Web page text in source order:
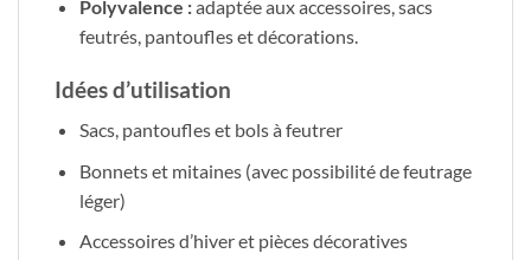
Polyvalence :adaptée aux accessoires, sacs
feutrés, pantoufles et décorations.
Idées d’utilisation
Sacs, pantoufles et bols à feutrer
Bonnets et mitaines (avec possibilité de feutrage
léger)
Accessoires d’hiver et pièces décoratives